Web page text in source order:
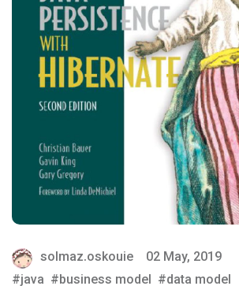
solmaz.oskouie
02 May, 2019
java
business model data model